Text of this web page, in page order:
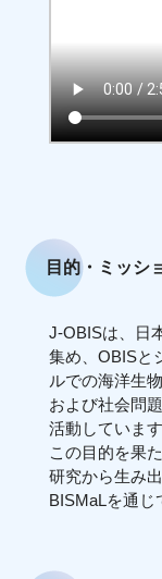
目的・ミッシ
J-OBISは、日
集め、OBISと
ルでの海洋生
および社会問
活動しています
この目的を果
研究から生み
BISMaLを通じ